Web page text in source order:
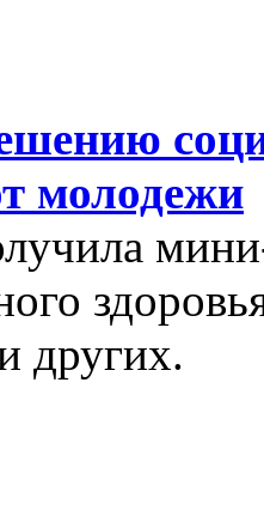
молодежи
других.